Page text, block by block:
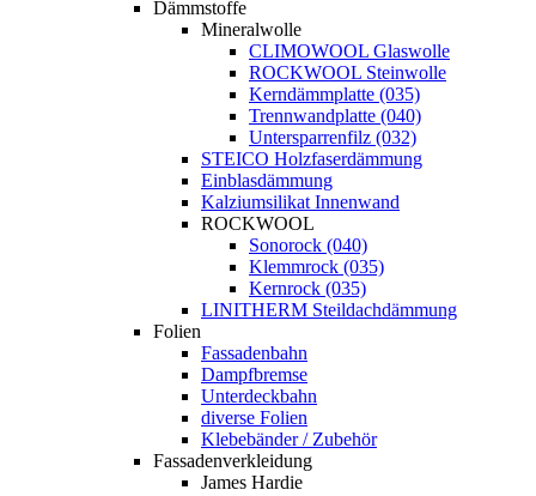
Dämmstoffe
Mineralwolle
CLIMOWOOL Glaswolle
ROCKWOOL Steinwolle
Kerndämmplatte (035)
Trennwandplatte (040)
Untersparrenfilz (032)
STEICO Holzfaserdämmung
Einblasdämmung
Kalziumsilikat Innenwand
ROCKWOOL
Sonorock (040)
Klemmrock (035)
Kernrock (035)
LINITHERM Steildachdämmung
Folien
Fassadenbahn
Dampfbremse
Unterdeckbahn
diverse Folien
Klebebänder / Zubehör
Fassadenverkleidung
James Hardie